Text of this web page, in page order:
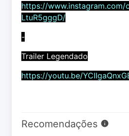
https://www.instagram.com/
LtuR5gggD/
-
Trailer Legendado
https://youtu.be/
Recomendações